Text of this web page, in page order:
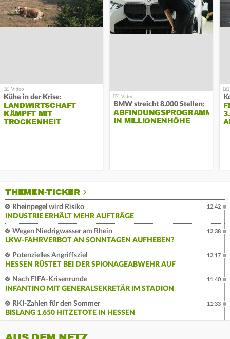
Kühe in der Krise:
LANDWIRTSCHAFT
KÄMPFT MIT
TROCKENHEIT
BMW streicht 8.000 Stellen:
ABFINDUNGSPROGRAMM
IN MILLIONENHÖHE
THEMEN-TICKER
Rheinpegel wird Risiko
INDUSTRIE ERHÄLT MEHR AUFTRÄGE
12:42
Wegen Niedrigwasser am Rhein
LKW-FAHRVERBOT AN SONNTAGEN AUFHEBEN?
12:38
Potenzielles Angriffsziel
HESSEN RÜSTET BEI DER SPIONAGEABWEHR AUF
12:17
Nach FIFA-Krisenrunde
INFANTINO MIT GENERALSEKRETÄR IM STADION
11:40
RKI-Zahlen für den Sommer
BISLANG 1.650 HITZETOTE IN HESSEN
11:33